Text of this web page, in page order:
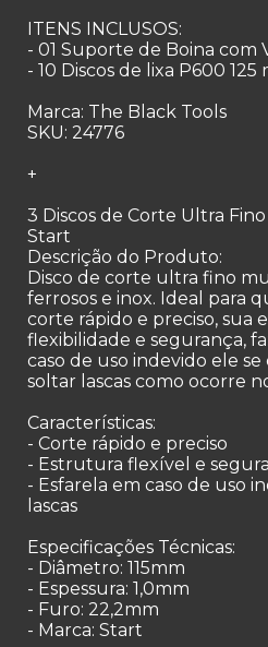
ITENS INCLUSOS:
- 01 Suporte de Boina com
- 10 Discos de lixa P600 125
Marca: The Black Tools
SKU: 24776
+
3 Discos de Corte Ultra
Start
Descrição do Produto:
Disco de corte ultra fino
ferrosos e inox. Ideal para
corte rápido e preciso, sua
flexibilidade e segurança,
caso de uso indevido ele se
soltar lascas como ocorre
Características:
- Corte rápido e preciso
- Estrutura flexível e segura
- Esfarela em caso de uso
lascas
Especificações Técnicas:
- Diâmetro: 115mm
- Espessura: 1,0mm
- Furo: 22,2mm
- Marca: Start